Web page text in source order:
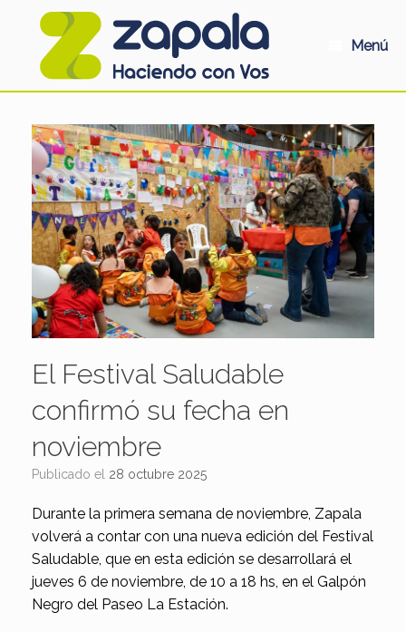
Menú
El Festival Saludable
confirmó su fecha en
noviembre
Publicado el 28 octubre 2025
Durante la primera semana de noviembre, Zapala
volverá a contar con una nueva edición del Festival
Saludable, que en esta edición se desarrollará el
jueves 6 de noviembre, de 10 a 18 hs, en el Galpón
Negro del Paseo La Estación.